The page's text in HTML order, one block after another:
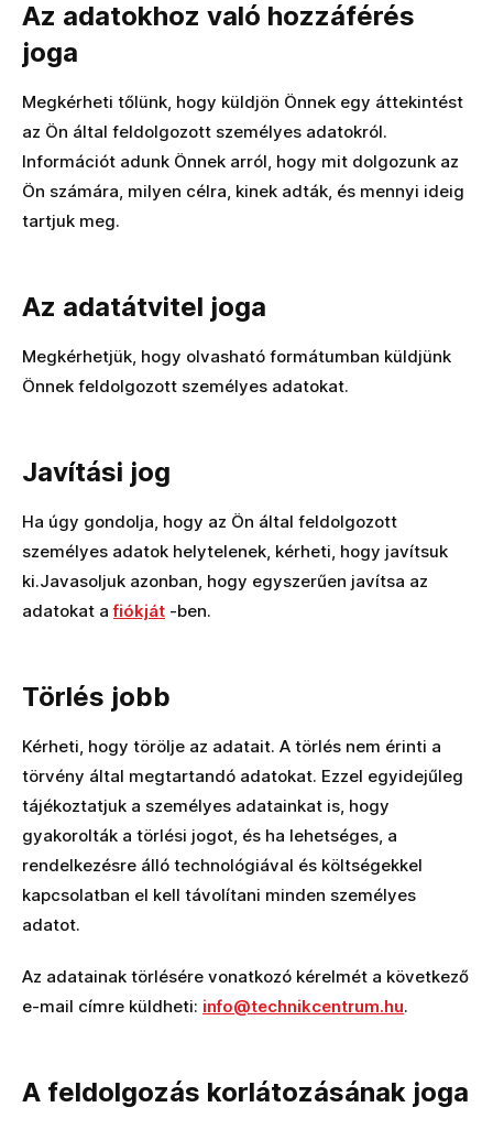
Az adatokhoz való hozzáférés
joga
Megkérheti tőlünk, hogy küldjön Önnek egy áttekintést
az Ön által feldolgozott személyes adatokról.
Információt adunk Önnek arról, hogy mit dolgozunk az
Ön számára, milyen célra, kinek adták, és mennyi ideig
tartjuk meg.
Az adatátvitel joga
Megkérhetjük, hogy olvasható formátumban küldjünk
Önnek feldolgozott személyes adatokat.
Javítási jog
Ha úgy gondolja, hogy az Ön által feldolgozott
személyes adatok helytelenek, kérheti, hogy javítsuk
ki.Javasoljuk azonban, hogy egyszerűen javítsa az
adatokat afiókját -ben.
Törlés jobb
Kérheti, hogy törölje az adatait. A törlés nem érinti a
törvény által megtartandó adatokat. Ezzel egyidejűleg
tájékoztatjuk a személyes adatainkat is, hogy
gyakorolták a törlési jogot, és ha lehetséges, a
rendelkezésre álló technológiával és költségekkel
kapcsolatban el kell távolítani minden személyes
adatot.
Az adatainak törlésére vonatkozó kérelmét a következő
e-mail címre küldheti: info@technikcentrum.hu.
A feldolgozás korlátozásának joga